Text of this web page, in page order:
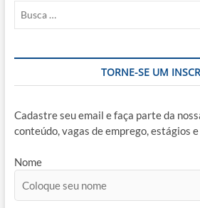
TORNE-SE UM
Cadastre seu email e faça parte da
conteúdo, vagas de emprego, estágios e
Nome